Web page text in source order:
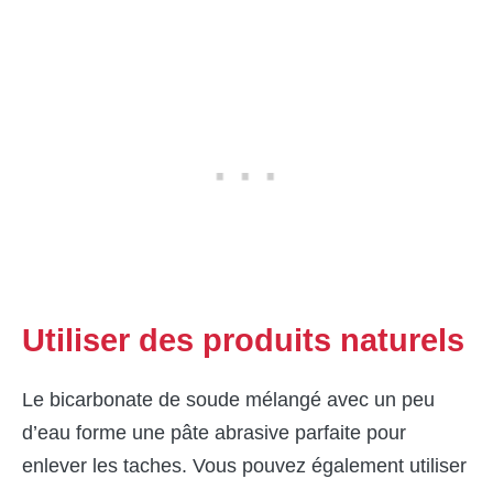
Utiliser des produits naturels
Le bicarbonate de soude mélangé avec un peu
d’eau forme une pâte abrasive parfaite pour
enlever les taches. Vous pouvez également utiliser